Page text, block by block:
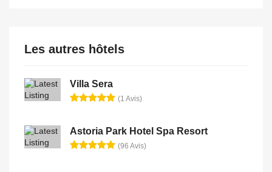
Les autres hôtels
Villa Sera
(1 Avis)
Astoria Park Hotel Spa Resort
(96 Avis)